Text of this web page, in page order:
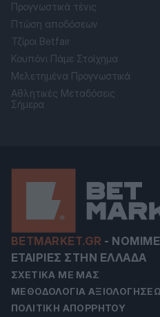
Προγνωστικά τένις
Πτώση αποδόσεων
Τζίροι Betfair
Κουπόνι Πάμε Στοίχημα
Μελετημένα Προγνωστικά
Αθλητικές Μεταδόσεις
Σήμερα
BETMARKET.GR -
ΕΤΑΙΡΊΕΣ ΣΤΗΝ ΕΛΛΆΔΑ
ΣΧΕΤΙΚΆ ΜΕ ΜΑΣ
ΜΕΘΟΔΟΛΟΓΊΑ
ΠΟΛΙΤΙΚΉ ΑΠΟΡΡΉΤΟΥ